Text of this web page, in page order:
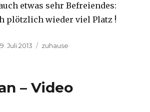
etwas sehr Befreiendes:
plötzlich wieder viel Platz !
Veröffentlicht
9. Juli 2013 Kategorien
zuhause
– Video